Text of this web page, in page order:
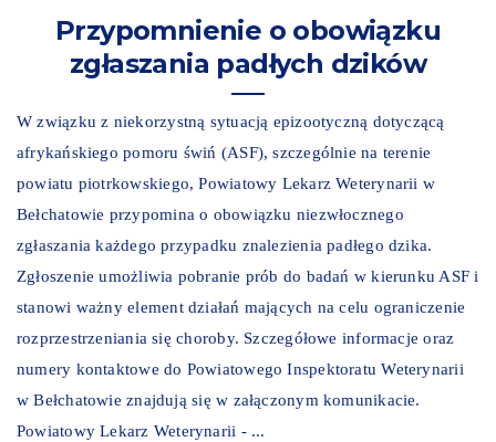
Przypomnienie o obowiązku
zgłaszania padłych dzików
W związku z niekorzystną sytuacją epizootyczną dotyczącą
afrykańskiego pomoru świń (ASF), szczególnie na terenie
powiatu piotrkowskiego, Powiatowy Lekarz Weterynarii w
Bełchatowie przypomina o obowiązku niezwłocznego
zgłaszania każdego przypadku znalezienia padłego dzika.
Zgłoszenie umożliwia pobranie prób do badań w kierunku ASF i
stanowi ważny element działań mających na celu ograniczenie
rozprzestrzeniania się choroby. Szczegółowe informacje oraz
numery kontaktowe do Powiatowego Inspektoratu Weterynarii
w Bełchatowie znajdują się w załączonym komunikacie.
Powiatowy Lekarz Weterynarii - ...